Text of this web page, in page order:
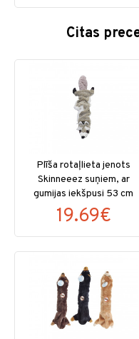
Citas
Plīša rotaļlieta jenots
Skinneeez suņiem, ar
gumijas iekšpusi 53 cm
19.69€